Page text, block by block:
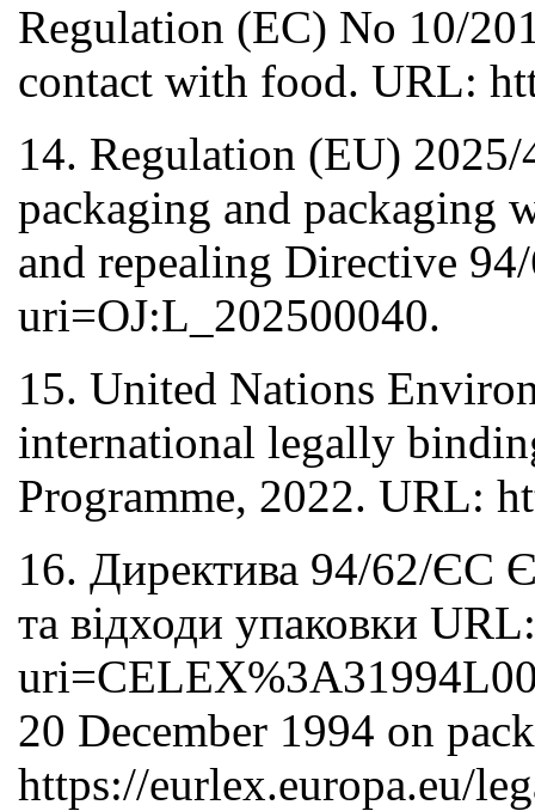
Regulation (EC) No 10/
contact with food. URL:
14. Regulation (EU)
packaging and packaging
and repealing Directive
uri=OJ:L_202500040.
15. United Nations
international legally
Programme, 2022. URL:
16. Директива 94/62/ЄС
та відходи упаковки
20 December 1994 on
https://eurlex.europa.eu/